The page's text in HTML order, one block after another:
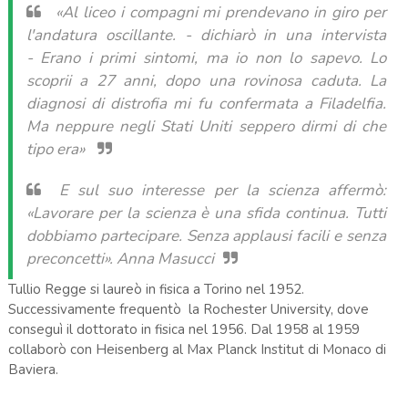
«Al liceo i compagni mi prendevano in giro per
l'andatura oscillante. - dichiarò in una intervista
- Erano i primi sintomi, ma io non lo sapevo. Lo
scoprii a 27 anni, dopo una rovinosa caduta. La
diagnosi di distrofia mi fu confermata a Filadelfia.
Ma neppure negli Stati Uniti seppero dirmi di che
tipo era»
E sul suo interesse per la scienza affermò:
«Lavorare per la scienza è una sfida continua. Tutti
dobbiamo partecipare. Senza applausi facili e senza
preconcetti». Anna Masucci
Tullio Regge si laureò in fisica a Torino nel 1952.
Successivamente frequentò la Rochester University, dove
conseguì il dottorato in fisica nel 1956. Dal 1958 al 1959
collaborò con Heisenberg al Max Planck Institut di Monaco di
Baviera.